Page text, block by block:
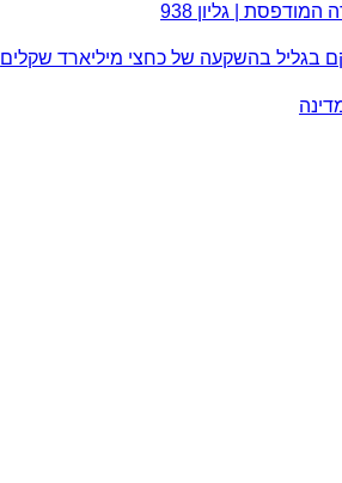
| גליון 938
בגליל בהשקעה של כחצי מיליארד שקלים